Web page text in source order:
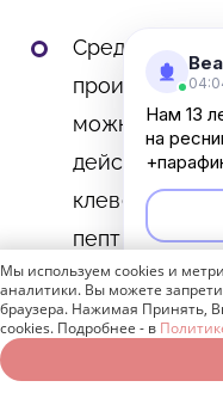
Средство
можно купить
действующих
клевера,
пептидов.
В основе
Growth
пантенола. В
Нам 13
на
Мы используем cookies и
аналитики. Вы можете
браузера. Нажимая Принять,
cookies. Подробнее - в